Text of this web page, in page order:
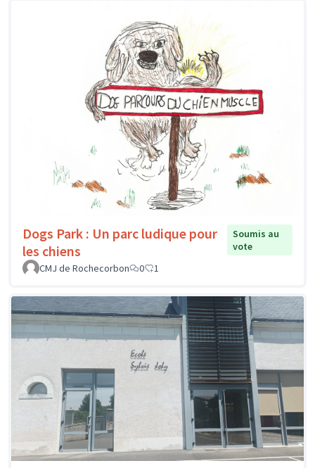
Dogs Park : Un parc ludique pour
les chiens
Soumis au
vote
CMJ de Rochecorbon
0 1